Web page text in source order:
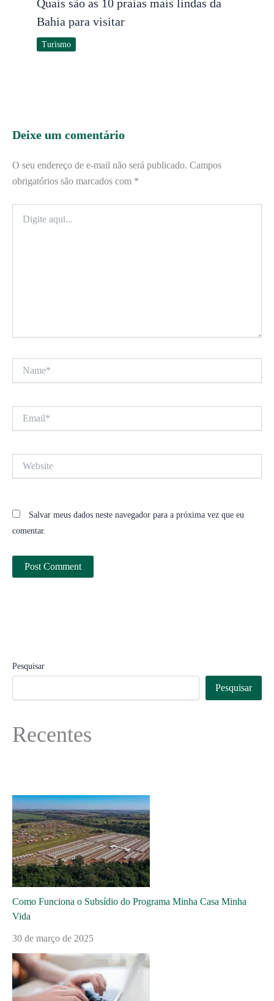
Quais são as 10 praias mais lindas da
Bahia para visitar
Turismo
Deixe um comentário
O seu endereço de e-mail não será publicado. Campos
obrigatórios são marcados com *
aqui...
Salvar meus dados neste navegador para a próxima vez que eu
comentar.
Pesquisar
Pesquisar
Recentes
Como Funciona o Subsídio do Programa Minha Casa Minha
Vida
30 de março de 2025